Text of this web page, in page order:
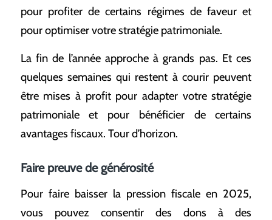
pour profiter de certains régimes de faveur et
pour optimiser votre stratégie patrimoniale.
La fin de l’année approche à grands pas. Et ces
quelques semaines qui restent à courir peuvent
être mises à profit pour adapter votre stratégie
patrimoniale et pour bénéficier de certains
avantages fiscaux. Tour d’horizon.
Faire preuve de générosité
Pour faire baisser la pression fiscale en 2025,
vous pouvez consentir des dons à des